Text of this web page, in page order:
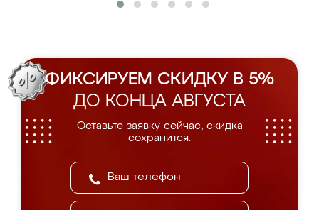
ФИКСИРУЕМ СКИДКУ В 5%
ДО КОНЦА АВГУСТА
Оставьте заявку сейчас, скидка
сохранится.